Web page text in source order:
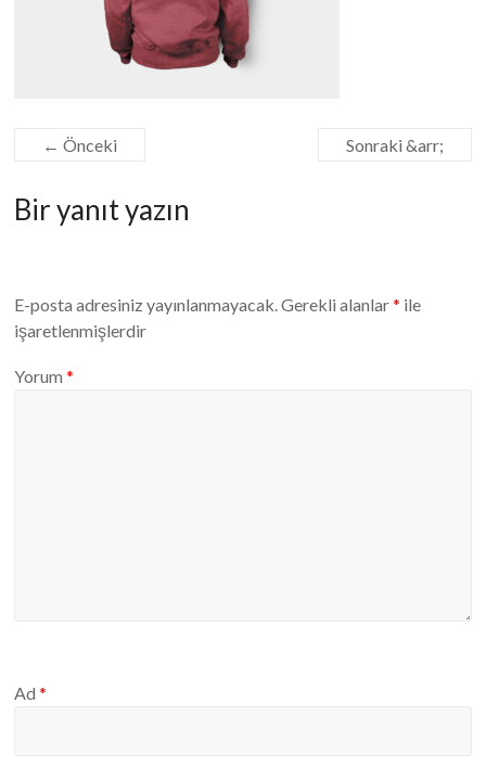
← Önceki Sonraki &arr;
Bir yanıt yazın
E-posta adresiniz yayınlanmayacak.Gerekli alanlar* ile
işaretlenmişlerdir
Yorum*
Ad*